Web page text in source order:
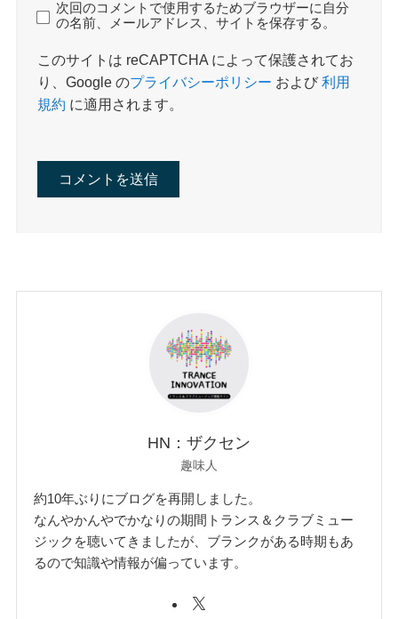
次回のコメントで使用するためブラウザーに自分
の名前、メールアドレス、サイトを保存する。
このサイトは reCAPTCHA によって保護されてお
り、Google のプライバシーポリシー および利用
規約 に適用されます。
HN：ザクセン
趣味人
約10年ぶりにブログを再開しました。
なんやかんやでかなりの期間トランス＆クラブミュー
ジックを聴いてきましたが、ブランクがある時期もあ
るので知識や情報が偏っています。